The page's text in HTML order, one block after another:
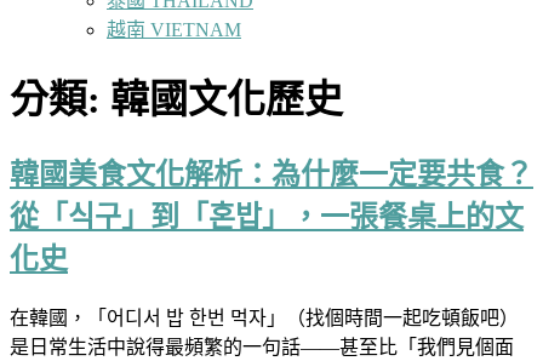
越南 VIETNAM
分類: 韓國文化歷史
韓國美食文化解析：為什麼一定要共食？
從「식구」到「혼밥」，一張餐桌上的文
化史
在韓國，「어디서 밥 한번 먹자」（找個時間一起吃頓飯吧）
是日常生活中說得最頻繁的一句話——甚至比「我們見個面